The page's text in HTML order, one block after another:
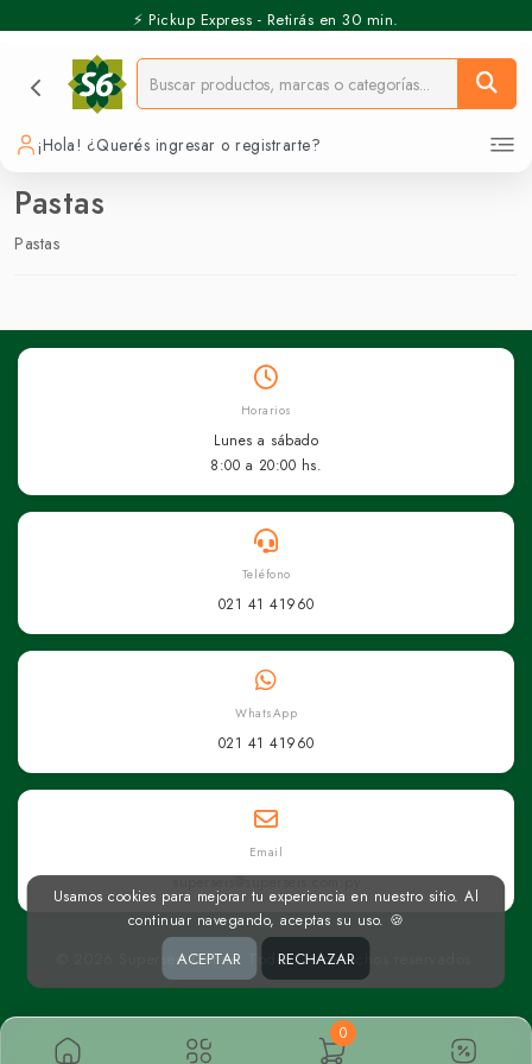
⚡️ Pickup Express - Retirás en 30 min.
¡Hola! ¿Querés ingresar o registrarte?
Pastas
Pastas
0
Horarios
Lunes a sábado
8:00 a 20:00 hs.
Teléfono
021 41 41960
WhatsApp
021 41 41960
Email
superseis@superseis.com.py
© 2026 Superseis Online. Todos los derechos reservados.
Usamos cookies para mejorar tu experiencia en nuestro sitio. Al
continuar navegando, aceptas su uso. 🍪
ACEPTAR RECHAZAR